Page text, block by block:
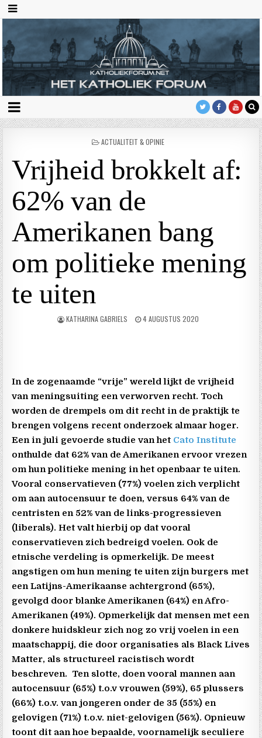
GEPLAATST
ACTUALITEIT & OPINIE
Vrijheid brokkelt af:
62% van de
Amerikanen bang
om politieke mening
te uiten
KATHARINA GABRIELS 4 AUGUSTUS 2020
In de zogenaamde “vrije” wereld lijkt de vrijheid
van meningsuiting een verworven recht. Toch
worden de drempels om dit recht in de praktijk te
brengen volgens recent onderzoek almaar hoger.
Een in juli gevoerde studie van het Cato Institute
onthulde dat 62% van de Amerikanen ervoor vrezen
om hun politieke mening in het openbaar te uiten.
Vooral conservatieven (77%) voelen zich verplicht
om aan autocensuur te doen, versus 64% van de
centristen en 52% van de links-progressieven
(liberals). Het valt hierbij op dat vooral
conservatieven zich bedreigd voelen. Ook de
etnische verdeling is opmerkelijk. De meest
angstigen om hun mening te uiten zijn burgers met
een Latijns-Amerikaanse achtergrond (65%),
gevolgd door blanke Amerikanen (64%) en Afro-
Amerikanen (49%). Opmerkelijk dat mensen met een
donkere huidskleur zich nog zo vrij voelen in een
maatschappij, die door organisaties als Black Lives
Matter, als structureel racistisch wordt
beschreven. Ten slotte, doen vooral mannen aan
autocensuur (65%) t.o.v vrouwen (59%), 65 plussers
(66%) t.o.v. van jongeren onder de 35 (55%) en
gelovigen (71%) t.o.v. niet-gelovigen (56%). Opnieuw
toont dit aan hoe bepaalde, voornamelijk seculiere